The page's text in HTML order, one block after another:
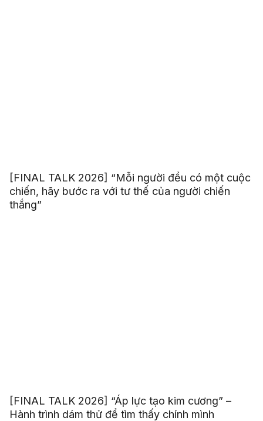
[FINAL TALK 2026] “Mỗi người đều có một cuộc
chiến, hãy bước ra với tư thế của người chiến
thắng”
[FINAL TALK 2026] “Áp lực tạo kim cương” –
Hành trình dám thử để tìm thấy chính mình